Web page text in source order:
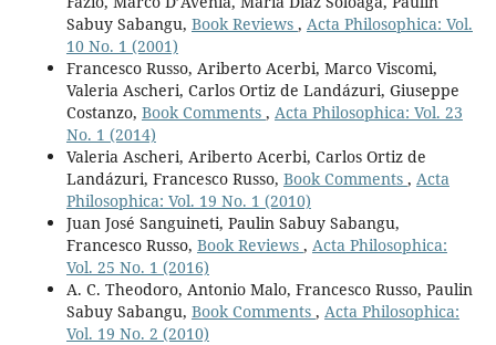
Sabuy Sabangu, Book Reviews , Acta Philosophica: Vol.
10 No. 1 (2001)
Francesco Russo, Ariberto Acerbi, Marco Viscomi,
Valeria Ascheri, Carlos Ortiz de Landázuri, Giuseppe
Costanzo, Book Comments , Acta Philosophica: Vol. 23
No. 1 (2014)
Valeria Ascheri, Ariberto Acerbi, Carlos Ortiz de
Landázuri, Francesco Russo, Book Comments , Acta
Philosophica: Vol. 19 No. 1 (2010)
Juan José Sanguineti, Paulin Sabuy Sabangu,
Francesco Russo, Book Reviews , Acta Philosophica:
Vol. 25 No. 1 (2016)
A. C. Theodoro, Antonio Malo, Francesco Russo, Paulin
Sabuy Sabangu, Book Comments , Acta Philosophica:
Vol. 19 No. 2 (2010)